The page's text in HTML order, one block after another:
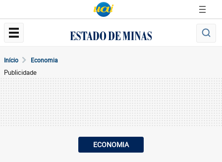
Início Economia
Publicidade
ECONOMIA